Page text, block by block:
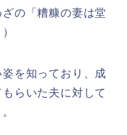
の「糟糠の妻は堂
を知っており、成
らいた夫に対して